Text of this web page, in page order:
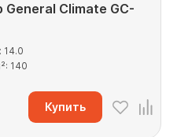
Climate GC-
14.0
140
Купить